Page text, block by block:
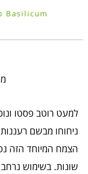
Basilicum
למעט רוטב פסטו
ניחוחו מבשם
הצמח המיוחד הזה
שונות. בשימוש נרחב